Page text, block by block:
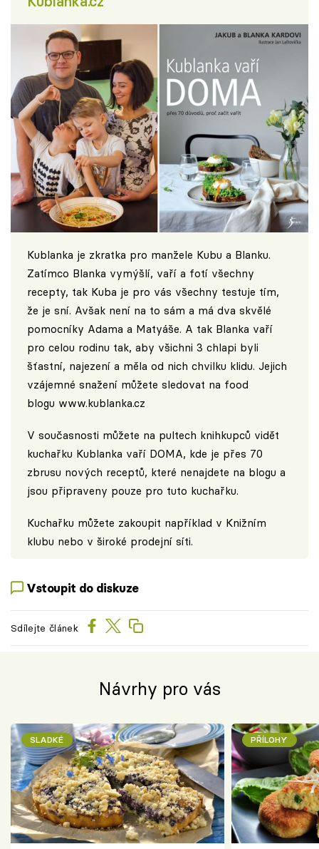
Kublanka je zkratka pro manžele Kubu a Blanku.
Zatímco Blanka vymýšlí, vaří a fotí všechny
recepty, tak Kuba je pro vás všechny testuje tím,
že je sní. Avšak není na to sám a má dva skvělé
pomocníky Adama a Matyáše. A tak Blanka vaří
pro celou rodinu tak, aby všichni 3 chlapi byli
šťastní, najezení a měla od nich chvilku klidu. Jejich
vzájemné snažení můžete sledovat na food
blogu www.kublanka.cz
V současnosti můžete na pultech knihkupců vidět
kuchařku Kublanka vaří DOMA, kde je přes 70
zbrusu nových receptů, které nenajdete na blogu a
jsou připraveny pouze pro tuto kuchařku.
Kuchařku můžete zakoupit například v Knižním
klubu nebo v široké prodejní síti.
Vstoupit do diskuze
Sdílejte článek
Návrhy pro vás
SLADKÉ PŘÍLOHY